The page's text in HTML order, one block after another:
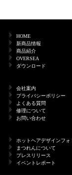
HOME
新商品情報
商品紹介
OVERSEA
ダウンロード
会社案内
プライバシーポリシー
よくある質問
修理について
お問い合わせ
ホットヘアデザインフォ
まつれんについて
プレスリリース
イベントレポート